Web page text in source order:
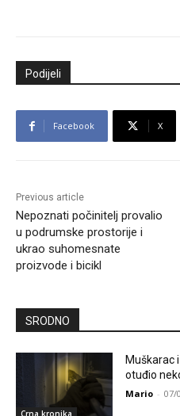
Podijeli
Facebook X
Previous article
Nepoznati počinitelj provalio
u podrumske prostorije i
ukrao suhomesnate
proizvode i bicikl
SRODNO
Crna kronika
Muškarac
otuđio
Mario - 07/